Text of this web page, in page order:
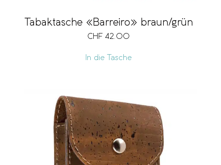
CHF 23
CHF 42
Tabaktasche «Barreiro» braun/grün
CHF 42.00
In die Tasche